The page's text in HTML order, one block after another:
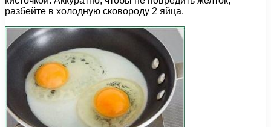
разбейте в холодную сковороду 2 яйца.